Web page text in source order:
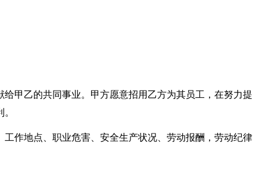
甲乙的共同事业。甲方愿意招用乙方为其员工，在努力提
作地点、职业危害、安全生产状况、劳动报酬，劳动纪律